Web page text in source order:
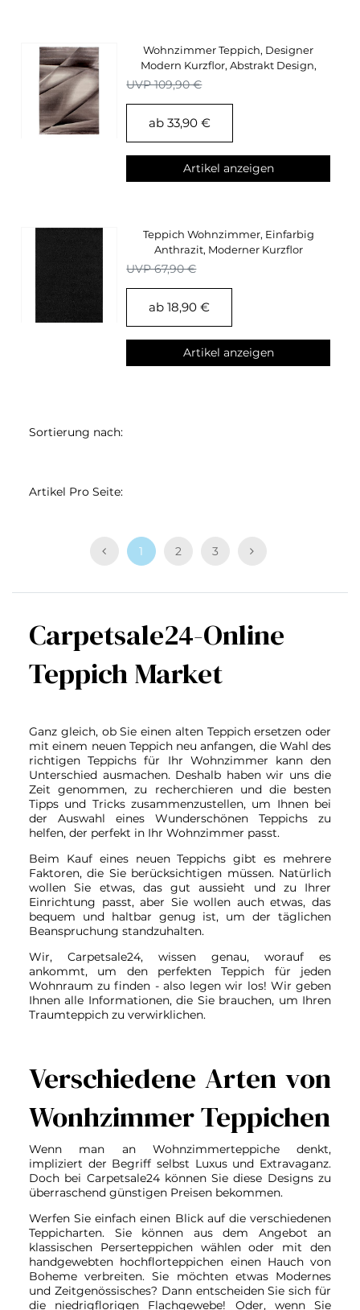
Wohnzimmer Teppich, Designer
Modern Kurzflor, Abstrakt Design,
Braun-Beige-Creme
UVP 109,90 €
ab 33,90 €
Artikel anzeigen
Teppich Wohnzimmer, Einfarbig
Anthrazit, Moderner Kurzflor
Rechteckig Supersoft
UVP 67,90 €
ab 18,90 €
Artikel anzeigen
Sortierung nach:
Artikel Pro Seite:
1 2 3
Carpetsale24-Online
Teppich Market
Ganz gleich, ob Sie einen alten Teppich ersetzen oder
mit einem neuen Teppich neu anfangen, die Wahl des
richtigen Teppichs für Ihr Wohnzimmer kann den
Unterschied ausmachen. Deshalb haben wir uns die
Zeit genommen, zu recherchieren und die besten
Tipps und Tricks zusammenzustellen, um Ihnen bei
der Auswahl eines Wunderschönen Teppichs zu
helfen, der perfekt in Ihr Wohnzimmer passt.
Beim Kauf eines neuen Teppichs gibt es mehrere
Faktoren, die Sie berücksichtigen müssen. Natürlich
wollen Sie etwas, das gut aussieht und zu Ihrer
Einrichtung passt, aber Sie wollen auch etwas, das
bequem und haltbar genug ist, um der täglichen
Beanspruchung standzuhalten.
Wir, Carpetsale24, wissen genau, worauf es
ankommt, um den perfekten Teppich für jeden
Wohnraum zu finden - also legen wir los! Wir geben
Ihnen alle Informationen, die Sie brauchen, um Ihren
Traumteppich zu verwirklichen.
Verschiedene Arten von
Wonhzimmer Teppichen
Wenn man an Wohnzimmerteppiche denkt,
impliziert der Begriff selbst Luxus und Extravaganz.
Doch bei Carpetsale24 können Sie diese Designs zu
überraschend günstigen Preisen bekommen.
Werfen Sie einfach einen Blick auf die verschiedenen
Teppicharten. Sie können aus dem Angebot an
klassischen Perserteppichen wählen oder mit den
handgewebten hochflorteppichen einen Hauch von
Boheme verbreiten. Sie möchten etwas Modernes
und Zeitgenössisches? Dann entscheiden Sie sich für
die niedrigflorigen Flachgewebe! Oder, wenn Sie